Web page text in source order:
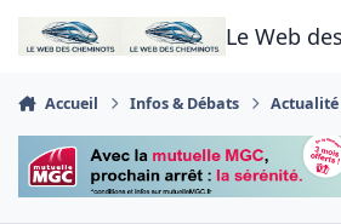
Aller au contenu
Le Web
Accueil Infos & Débats